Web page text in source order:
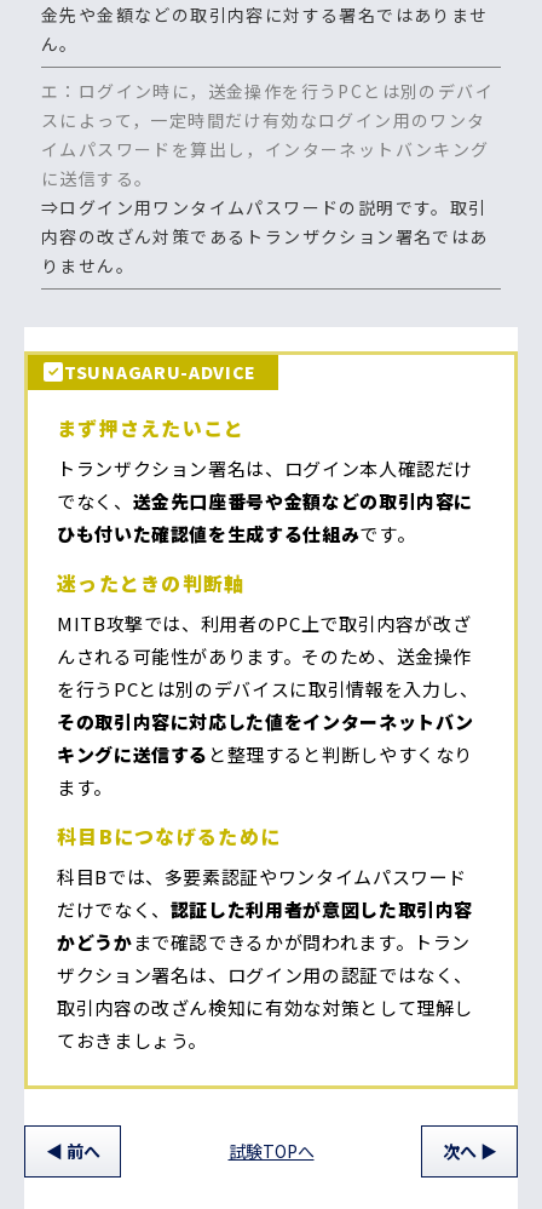
金先や金額などの取引内容に対する署名ではありませ
ん。
エ：ログイン時に，送金操作を行うPCとは別のデバイ
スによって，一定時間だけ有効なログイン用のワンタ
イムパスワードを算出し，インターネットバンキング
に送信する。
⇒ログイン用ワンタイムパスワードの説明です。取引
内容の改ざん対策であるトランザクション署名ではあ
りません。
TSUNAGARU-ADVICE
まず押さえたいこと
トランザクション署名は、ログイン本人確認だけ
でなく、 送金先口座番号や金額などの取引内容に
ひも付いた確認値を生成する仕組みです。
迷ったときの判断軸
MITB攻撃では、利用者のPC上で取引内容が改ざ
んされる可能性があります。そのため、送金操作
を行うPCとは別のデバイスに取引情報を入力し、
その取引内容に対応した値をインターネットバン
キングに送信する と整理すると判断しやすくなり
ます。
科目Bにつなげるために
科目Bでは、多要素認証やワンタイムパスワード
だけでなく、 認証した利用者が意図した取引内容
かどうかまで確認できるかが問われます。トラン
ザクション署名は、ログイン用の認証ではなく、
取引内容の改ざん検知に有効な対策として理解し
ておきましょう。
前へ 試験TOPへ 次へ